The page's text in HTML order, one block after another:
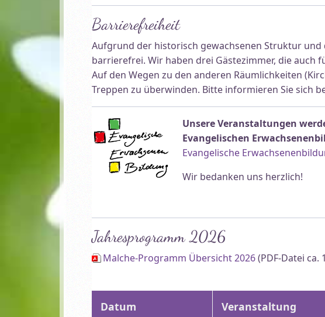
Barrierefreiheit
Aufgrund der historisch gewachsenen Struktur
barrierefrei. Wir haben drei Gästezimmer, die
Auf den Wegen zu den anderen Räumlichkeiten
Treppen zu überwinden. Bitte informieren Sie sich
Unsere Veranstaltungen
Evangelischen
Evangelische
Wir bedanken uns herzlich!
Jahresprogramm 2026
Malche-Programm Übersicht 2026(PDF-Datei ca.
Datum Veranstaltung